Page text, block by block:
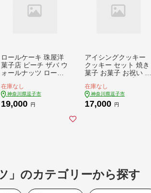
ロールケーキ 珠屋洋
菓子店 ピーチ ザバ ウ
ォールナッツ ロール3
ーツ 菓子 お菓子 洋菓
子 デザート フルーツ
桃 黄桃 チョコレート
在庫なし
神奈川県逗子市
19,000 円
アイシングクッキー
クッキー セット 焼き
菓子 お菓子 お祝い プ
ント おやつ アイシン
グ デザインクッキー
手づくりクッキー オ
在庫なし
神奈川県逗子市
17,000 円
」のカテゴリーから探す